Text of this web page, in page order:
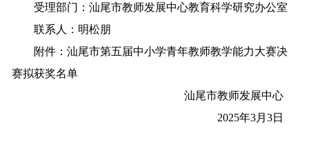
受理部门：汕尾市教师发展中心教育科学研究办公室
联系人：明松朋
附件：汕尾市第五届中小学青年教师教学能力大赛决
赛拟获奖名单
汕尾市教师发展中心
2025年3月3日